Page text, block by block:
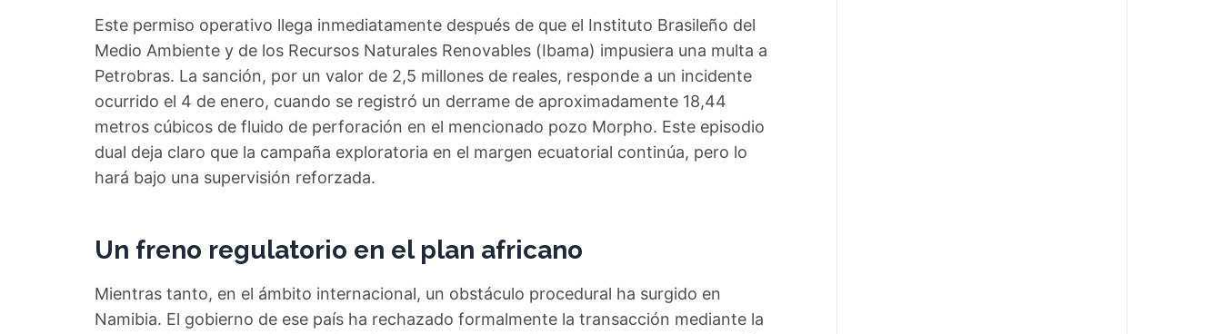
Este permiso operativo llega inmediatamente después de que el Instituto Brasileño del
Medio Ambiente y de los Recursos Naturales Renovables (Ibama) impusiera una multa a
Petrobras. La sanción, por un valor de 2,5 millones de reales, responde a un incidente
ocurrido el 4 de enero, cuando se registró un derrame de aproximadamente 18,44
metros cúbicos de fluido de perforación en el mencionado pozo Morpho. Este episodio
dual deja claro que la campaña exploratoria en el margen ecuatorial continúa, pero lo
hará bajo una supervisión reforzada.
Un freno regulatorio en el plan africano
Mientras tanto, en el ámbito internacional, un obstáculo procedural ha surgido en
Namibia. El gobierno de ese país ha rechazado formalmente la transacción mediante la